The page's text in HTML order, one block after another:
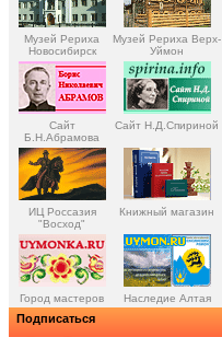
Музей Рериха
Новосибирск
Музей Рериха Верх-
Уймон
Сайт
Б.Н.Абрамова
Сайт Н.Д.Спириной
ИЦ Россазия
"Восход"
Книжный магазин
Город мастеров Наследие Алтая
Подписаться